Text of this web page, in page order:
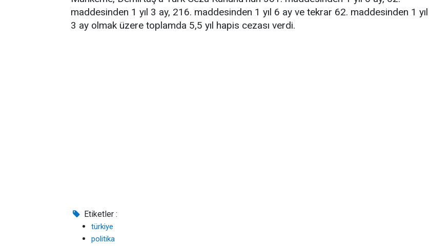
maddesinden 1 yıl 3 ay, 216. maddesinden 1 yıl 6 ay ve tekrar 62. maddesinden 1 yıl
3 ay olmak üzere toplamda 5,5 yıl hapis cezası verdi.
Etiketler :
türkiye
politika